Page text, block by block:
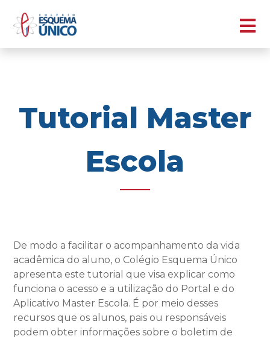
Tutorial Master
Escola
De modo a facilitar o acompanhamento da vida
acadêmica do aluno, o Colégio Esquema Único
apresenta este tutorial que visa explicar como
funciona o acesso e a utilização do Portal e do
Aplicativo Master Escola. É por meio desses
recursos que os alunos, pais ou responsáveis
podem obter informações sobre o boletim de